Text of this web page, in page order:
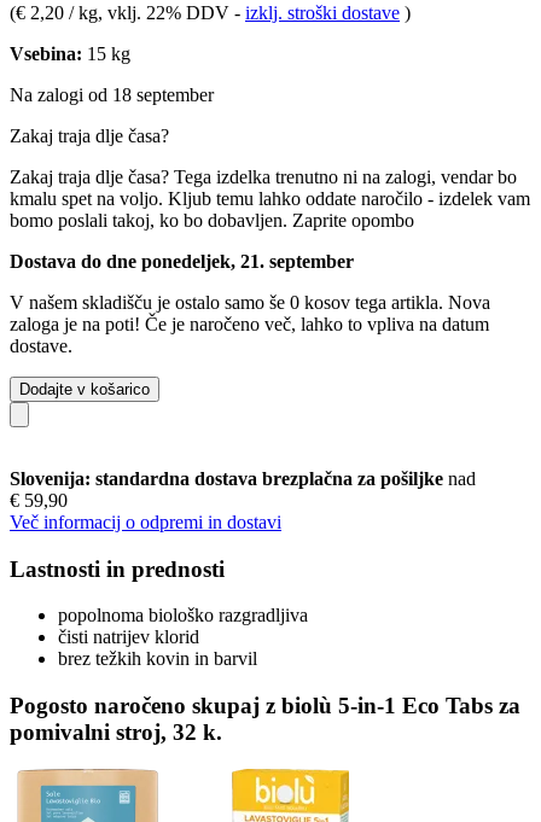
(€ 2,20 / kg, vklj. 22% DDV - izklj. stroški dostave )
Vsebina: 15 kg
Na zalogi od 18 september
Zakaj traja dlje časa?
Zakaj traja dlje časa? Tega izdelka trenutno ni na zalogi, vendar bo
kmalu spet na voljo. Kljub temu lahko oddate naročilo - izdelek vam
bomo poslali takoj, ko bo dobavljen. Zaprite opombo
Dostava do dne ponedeljek, 21. september
V našem skladišču je ostalo samo še 0 kosov tega artikla. Nova
zaloga je na poti! Če je naročeno več, lahko to vpliva na datum
dostave.
Dodajte v košarico
Slovenija: standardna dostava brezplačna za pošiljke nad
€ 59,90
Več informacij o odpremi in dostavi
Lastnosti in prednosti
popolnoma biološko razgradljiva
čisti natrijev klorid
brez težkih kovin in barvil
Pogosto naročeno skupaj z biolù 5-in-1 Eco Tabs za
pomivalni stroj, 32 k.